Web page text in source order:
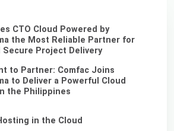
CTO Cloud Powered by
the Most Reliable Partner for
Secure Project Delivery
to Partner: Comfac Joins
to Deliver a Powerful Cloud
the Philippines
in the Cloud